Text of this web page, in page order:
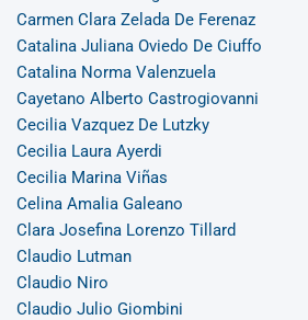
Carmen Clara Zelada De Ferenaz
Catalina Juliana Oviedo De Ciuffo
Catalina Norma Valenzuela
Cayetano Alberto Castrogiovanni
Cecilia Vazquez De Lutzky
Cecilia Laura Ayerdi
Cecilia Marina Viñas
Celina Amalia Galeano
Clara Josefina Lorenzo Tillard
Claudio Lutman
Claudio Niro
Claudio Julio Giombini